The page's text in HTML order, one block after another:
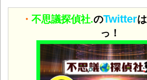
・ 不思議探偵社.のTwitterは
っ！